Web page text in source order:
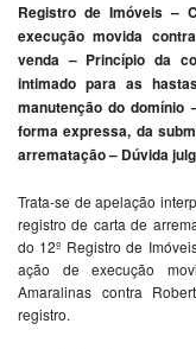
Registro de Imóveis –
execução movida
venda – Princípio da
intimado para as
manutenção do domínio
forma expressa, da
arrematação – Dúvida
Trata-se de apelação
registro de carta de
do 12º Registro de
ação de execução
Amaralinas contra
registro.